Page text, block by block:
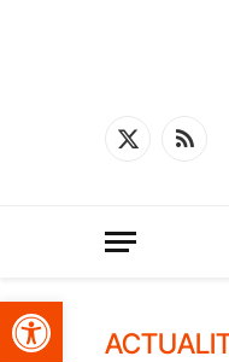
Obre la barra d'eines
X
RSS